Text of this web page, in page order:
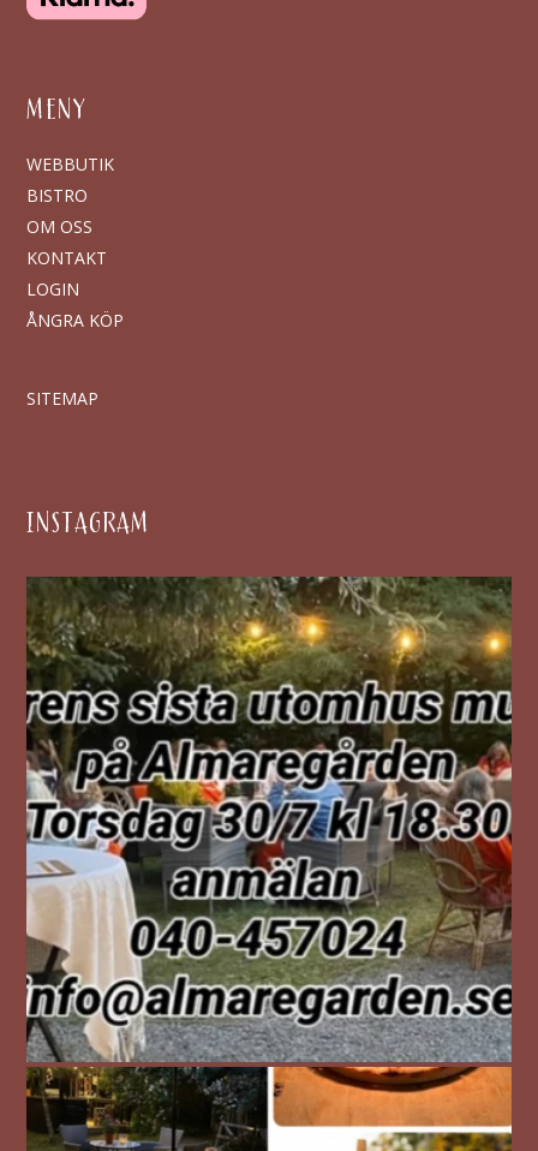
MENY
WEBBUTIK
BISTRO
OM OSS
KONTAKT
LOGIN
ÅNGRA KÖP
SITEMAP
INSTAGRAM